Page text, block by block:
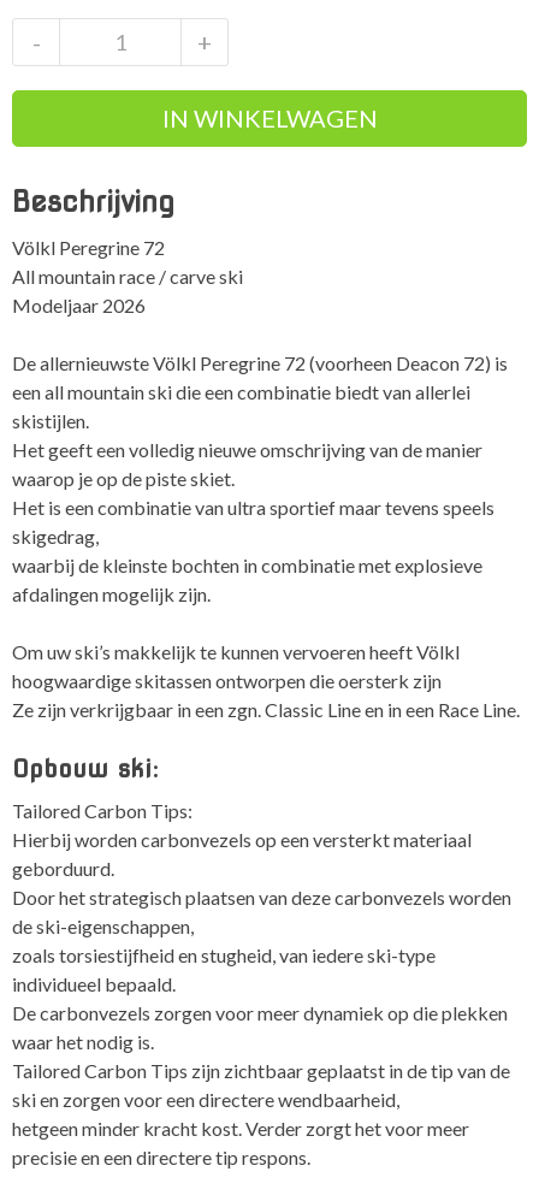
Peregrine
72
mountain
carve
aantal
+
-
IN WINKELWAGEN
Beschrijving
Völkl Peregrine 72
All mountain race / carve ski
Modeljaar 2026
De allernieuwste Völkl Peregrine 72 (voorheen Deacon 72) is
een all mountain ski die een combinatie biedt van allerlei
skistijlen.
Het geeft een volledig nieuwe omschrijving van de manier
waarop je op de piste skiet.
Het is een combinatie van ultra sportief maar tevens speels
skigedrag,
waarbij de kleinste bochten in combinatie met explosieve
afdalingen mogelijk zijn.
Om uw ski’s makkelijk te kunnen vervoeren heeft Völkl
hoogwaardige skitassen ontworpen die oersterk zijn
Ze zijn verkrijgbaar in een zgn.Classic Lineen in een Race Line.
Opbouw ski:
Tailored Carbon Tips:
Hierbij worden carbonvezels op een versterkt materiaal
geborduurd.
Door het strategisch plaatsen van deze carbonvezels worden
de ski-eigenschappen,
zoals torsiestijfheid en stugheid, van iedere ski-type
individueel bepaald.
De carbonvezels zorgen voor meer dynamiek op die plekken
waar het nodig is.
Tailored Carbon Tips zijn zichtbaar geplaatst in de tip van de
ski en zorgen voor een directere wendbaarheid,
hetgeen minder kracht kost. Verder zorgt het voor meer
precisie en een directere tip respons.